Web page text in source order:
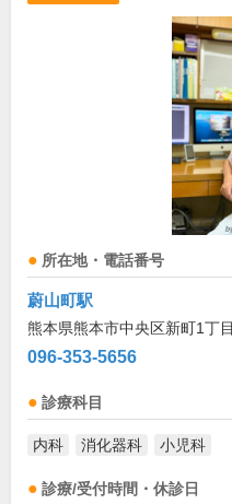
所在地・電話番号
蔚山町駅
熊本県熊本市中央区新町1丁
096-353-5656
診療科目
内科 消化器科 小児科
診療/受付時間・休診日